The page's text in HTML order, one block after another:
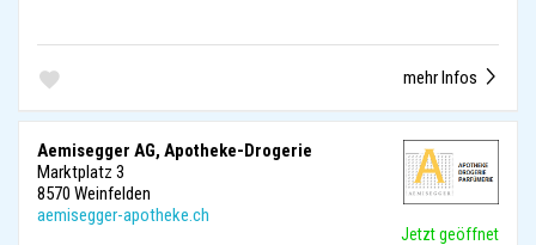
mehr Infos
Aemisegger AG, Apotheke-Drogerie
Marktplatz 3
8570 Weinfelden
aemisegger-apotheke.ch
Jetzt geöffnet